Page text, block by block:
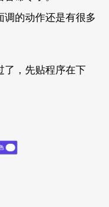
调的动作还是有很多
了，先贴程序在下